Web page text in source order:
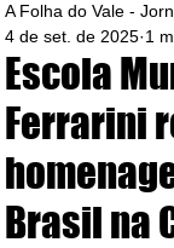
Escola
Ferrarini
Brasil na
A Folha do Vale -
4 de set. de 2025 1